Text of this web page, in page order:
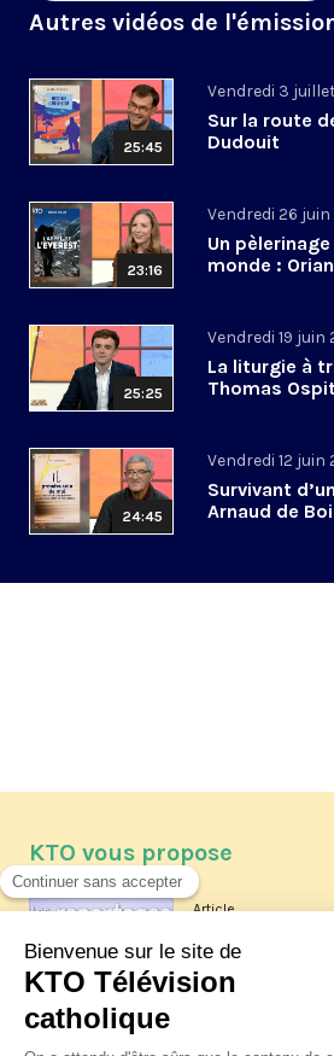
Autres vidéos de
25:45
Vendredi 3
Sur la route
Dudouit
23:16
Vendredi 26
Un
monde :
25:25
Vendredi 19 juin
La liturgie à
Thomas
24:45
Vendredi 12 juin
Survivant
Arnaud de
KTO vous propose
Article
Les reportages
La visite